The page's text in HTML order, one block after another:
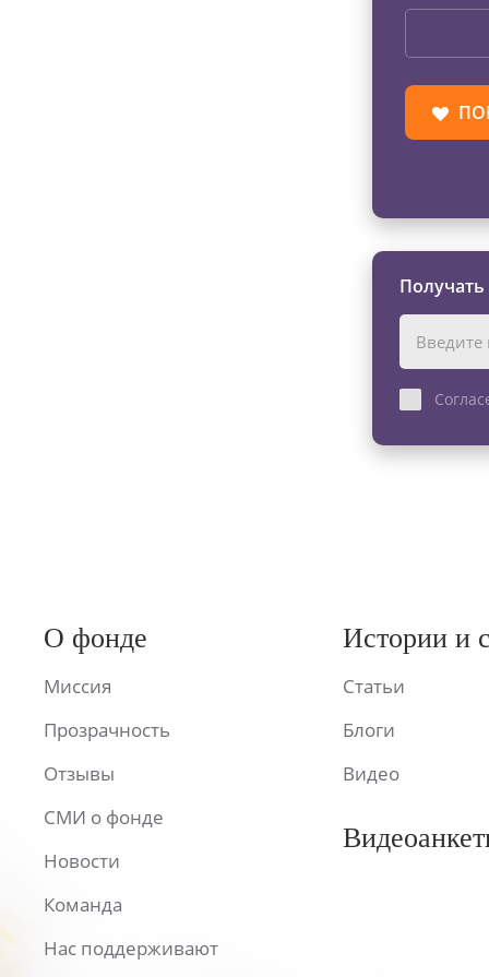
О фонде
Миссия
Прозрачность
Отзывы
СМИ о фонде
Новости
Команда
Нас поддерживают
Истории и
Статьи
Блоги
Видео